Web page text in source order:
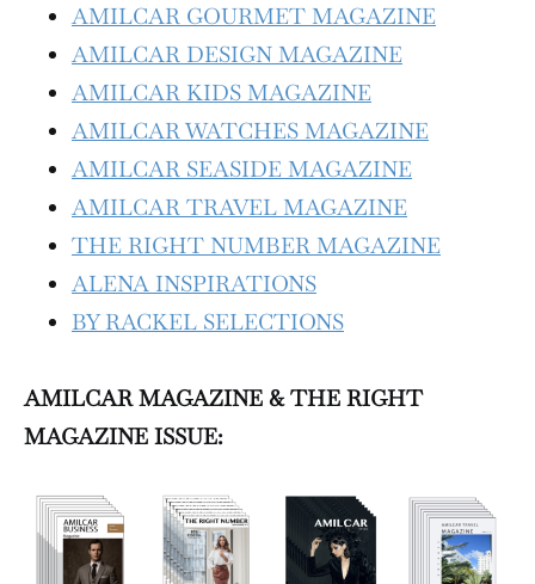
AMILCAR GOURMET MAGAZINE
AMILCAR DESIGN MAGAZINE
AMILCAR KIDS MAGAZINE
AMILCAR WATCHES MAGAZINE
AMILCAR SEASIDE MAGAZINE
AMILCAR TRAVEL MAGAZINE
THE RIGHT NUMBER MAGAZINE
ALENA INSPIRATIONS
BY RACKEL SELECTIONS
AMILCAR MAGAZINE & THE RIGHT
MAGAZINE ISSUE: